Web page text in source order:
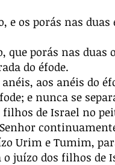
e os porás nas
que porás nas
do éfode.
aos anéis do
e nunca se
de Israel no
Urim e Tumim,
juízo dos filhos de